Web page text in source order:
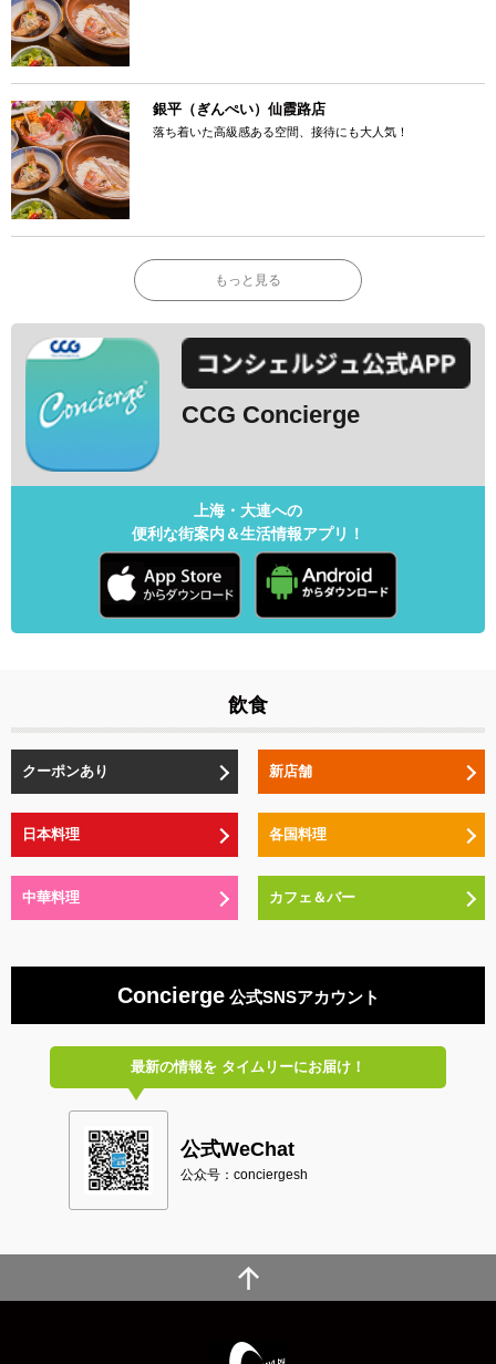
銀平（ぎんぺい）仙霞路店
落ち着いた高級感ある空間、接待にも大人気！
もっと見る
CCG Concierge
上海・大連への
便利な街案内＆生活情報アプリ！
飲食
クーポンあり 新店舗
日本料理 各国料理
中華料理 カフェ＆バー
Concierge公式SNSアカウント
最新の情報をタイムリーにお届け！
公式WeChat
公众号：conciergesh